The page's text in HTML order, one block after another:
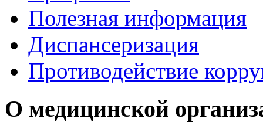
Полезная информация
Диспансеризация
Противодействие
О медицинской